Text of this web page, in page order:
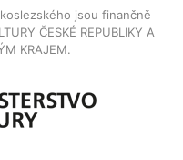
jsou finančně
ČESKÉ REPUBLIKY A
KRAJEM.